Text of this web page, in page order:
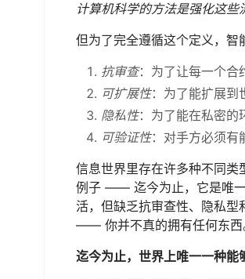
计算机科学的方法是强化这些
但为了完全遵循这个定义，智
抗审查：为了让每一个合
可扩展性：为了能扩展到
隐私性：为了能在私密的
可验证性：对手方必须有
信息世界里存在许多种不同类
例子 —— 迄今为止，它是唯一
活，但缺乏抗审查性、隐私
—— 你并不真的拥有任何东西
迄今为止，世界上唯一一种能